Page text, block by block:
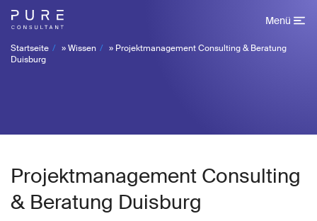
Menü
Startseite »Wissen » Projektmanagement Consulting & Beratung
Duisburg
Projektmanagement Consulting
& Beratung Duisburg